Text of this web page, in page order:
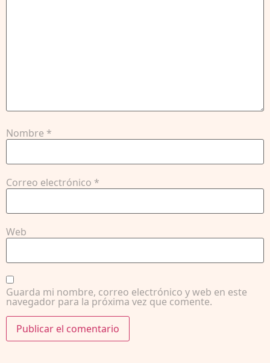
Nombre *
Correo electrónico *
Web
Guarda mi nombre, correo electrónico y web en este
navegador para la próxima vez que comente.